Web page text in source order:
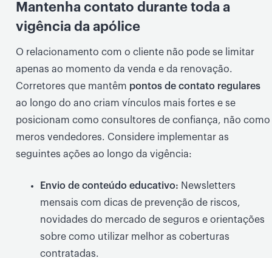
Mantenha contato durante toda a
vigência da apólice
O relacionamento com o cliente não pode se limitar
apenas ao momento da venda e da renovação.
Corretores que mantêm pontos de contato regulares
ao longo do ano criam vínculos mais fortes e se
posicionam como consultores de confiança, não como
meros vendedores. Considere implementar as
seguintes ações ao longo da vigência:
Envio de conteúdo educativo: Newsletters
mensais com dicas de prevenção de riscos,
novidades do mercado de seguros e orientações
sobre como utilizar melhor as coberturas
contratadas.